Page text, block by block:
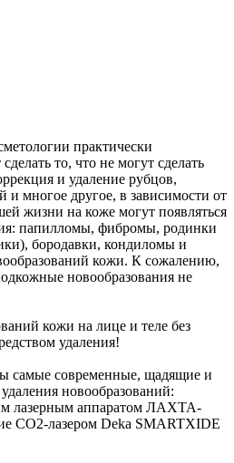
практически
то, что не могут сделать
и удаление рубцов,
и многое другое, в зависимости от
жизни на коже могут появляться
папилломы, фибромы, родинки
бородавки, кондиломы и
кожи. К сожалению,
новообразования не
кожи на лице и теле без
удаления!
самые современные, щадящие и
новообразований:
лазерным аппаратом ЛАХТА-
СО2-лазером Deka SMARTXIDE